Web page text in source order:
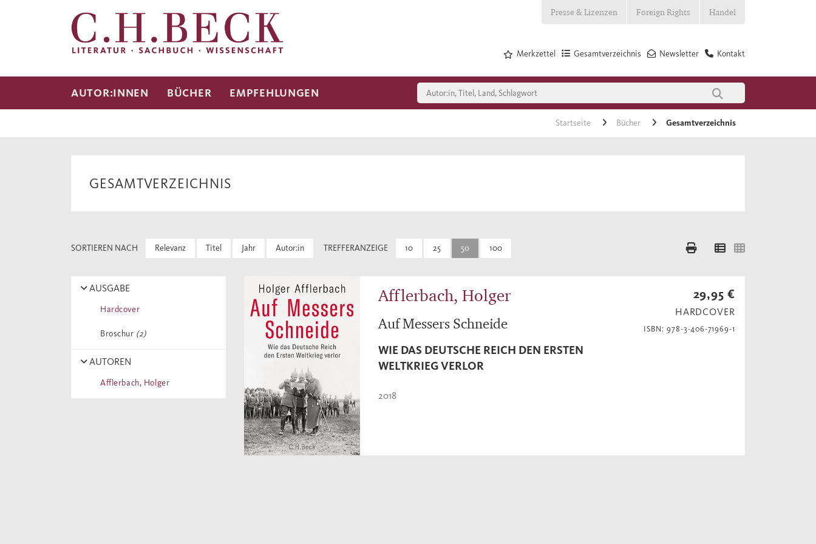
Presse & Lizenzen Foreign Rights Handel
Kontakt
Newsletter
Gesamtverzeichnis
Merkzettel
AUTOR:INNEN BÜCHER EMPFEHLUNGEN
Startseite Bücher Gesamtverzeichnis
GESAMTVERZEICHNIS
SORTIEREN NACH Relevanz Titel Jahr Autor:in TREFFERANZEIGE 10 25 50 100
AUSGABE
Hardcover
Broschur (2)
AUTOREN
Afflerbach, Holger
Afflerbach, Holger
Auf Messers Schneide
WIE DAS DEUTSCHE REICH DEN ERSTEN
WELTKRIEG VERLOR
2018
29,95 €
HARDCOVER
ISBN: 978-3-406-71969-1